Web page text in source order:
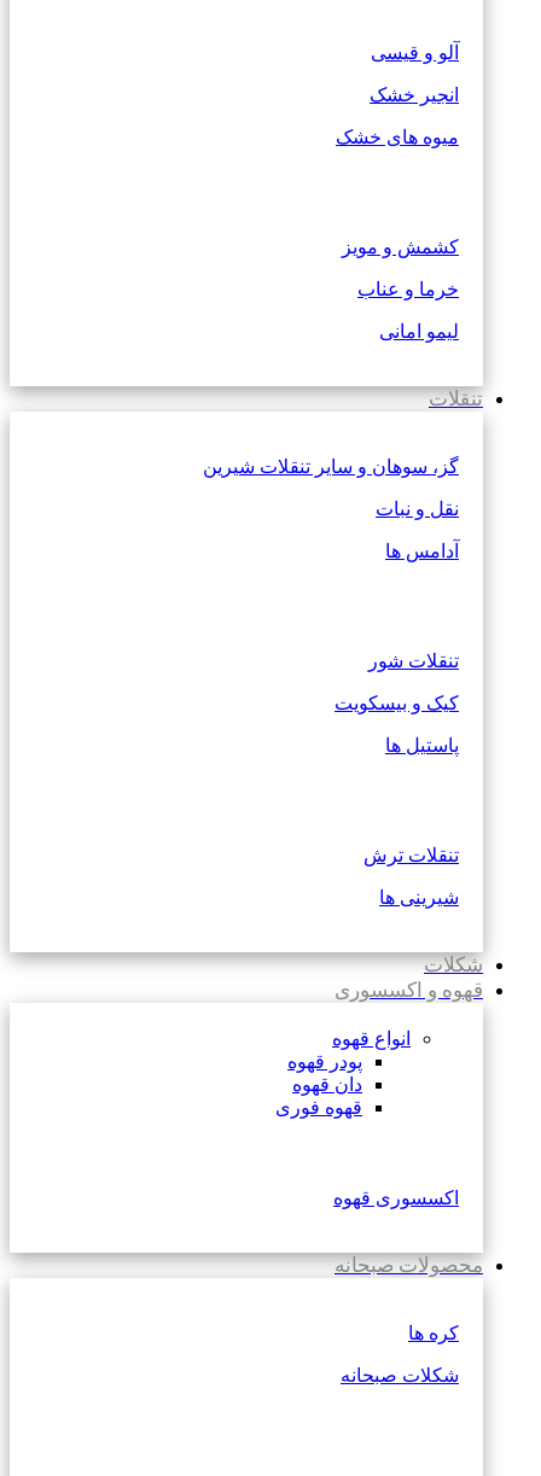
آلو و قیسی
انجیر خشک
میوه های خشک
کشمش و مویز
خرما و عناب
لیمو امانی
تنقلات
گز، سوهان و سایر تنقلات شیرین
نقل و نبات
آدامس ها
تنقلات شور
کیک و بیسکویت
پاستیل ها
تنقلات ترش
شیرینی ها
شکلات
قهوه و اکسسوری
انواع قهوه
پودر قهوه
دان قهوه
قهوه فوری
اکسسوری قهوه
محصولات صبحانه
کره ها
شکلات صبحانه